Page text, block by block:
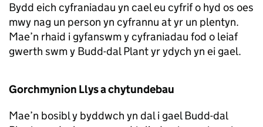
Bydd eich cyfraniadau yn cael eu cyfrif o hyd os oes
mwy nag un person yn cyfrannu at yr un plentyn.
Mae’n rhaid i gyfanswm y cyfraniadau fod o leiaf
gwerth swm y Budd-dal Plant yr ydych yn ei gael.
Gorchmynion Llys a chytundebau
Mae’n bosibl y byddwch yn dal i gael Budd-dal